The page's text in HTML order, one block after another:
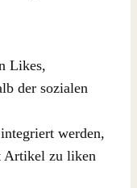
Likes,
der sozialen
werden,
Artikel zu liken